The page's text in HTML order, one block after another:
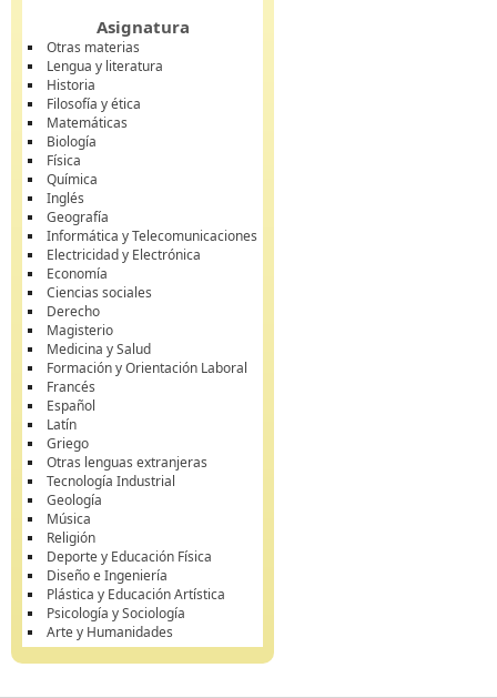
Asignatura
Otras materias
Lengua y literatura
Historia
Filosofía y ética
Matemáticas
Biología
Física
Química
Inglés
Geografía
Informática y Telecomunicaciones
Electricidad y Electrónica
Economía
Ciencias sociales
Derecho
Magisterio
Medicina y Salud
Formación y Orientación Laboral
Francés
Español
Latín
Griego
Otras lenguas extranjeras
Tecnología Industrial
Geología
Música
Religión
Deporte y Educación Física
Diseño e Ingeniería
Plástica y Educación Artística
Psicología y Sociología
Arte y Humanidades